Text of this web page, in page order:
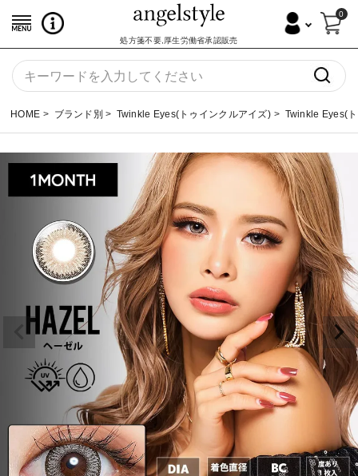
処方箋不要,厚生労働省承認販売
0
HOME ブランド別 Twinkle Eyes(トゥインクルアイズ) Twinkle Eyes(